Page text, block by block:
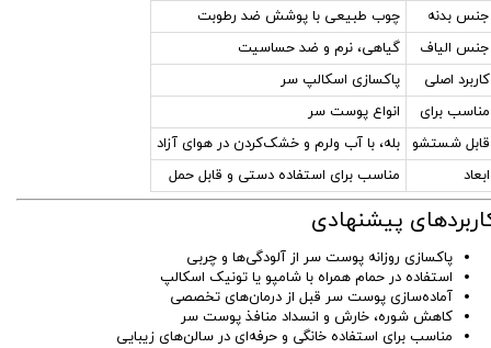
جنس بدنه
چوب طبیعی با پوشش ضد رطوبت
جنس الیاف
گیاهی، نرم و ضد حساسیت
کاربرد اصلی
پاکسازی اسکالپ سر
مناسب برای
انواع پوست سر
قابل شستشو
بله، با آب ولرم و خشک‌کردن در هوای آزاد
ابعاد
مناسب برای استفاده دستی و قابل حمل
پیشنهادی
پاکسازی روزانه پوست سر از آلودگی‌ها و چربی
استفاده در حمام همراه با شامپو یا تونیک اسکالپ
آماده‌سازی پوست سر قبل از درمان‌های تخصصی
کاهش شوره، خارش و انسداد منافذ پوست سر
مناسب برای استفاده خانگی و حرفه‌ای در سالن‌های زیبایی